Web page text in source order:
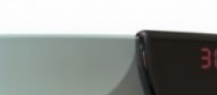
sistemos/Laboratorijos